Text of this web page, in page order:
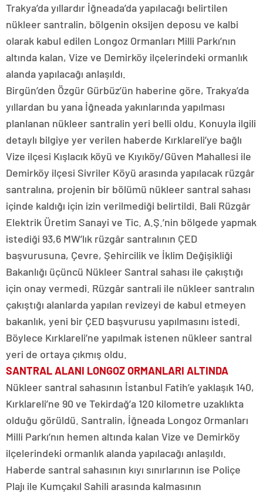
Trakya’da yıllardır İğneada’da yapılacağı belirtilen
nükleer santralin, bölgenin oksijen deposu ve kalbi
olarak kabul edilen Longoz Ormanları Milli Parkı’nın
altında kalan, Vize ve Demirköy ilçelerindeki ormanlık
alanda yapılacağı anlaşıldı.
Birgün’den Özgür Gürbüz’ün haberine göre, Trakya’da
yıllardan bu yana İğneada yakınlarında yapılması
planlanan nükleer santralin yeri belli oldu. Konuyla ilgili
detaylı bilgiye yer verilen haberde Kırklareli’ye bağlı
Vize ilçesi Kışlacık köyü ve Kıyıköy/Güven Mahallesi ile
Demirköy ilçesi Sivriler Köyü arasında yapılacak rüzgâr
santralına, projenin bir bölümü nükleer santral sahası
içinde kaldığı için izin verilmediği belirtildi. Bali Rüzgâr
Elektrik Üretim Sanayi ve Tic. A.Ş.’nin bölgede yapmak
istediği 93,6 MW’lık rüzgâr santralının ÇED
başvurusuna, Çevre, Şehircilik ve İklim Değişikliği
Bakanlığı üçüncü Nükleer Santral sahası ile çakıştığı
için onay vermedi. Rüzgâr santrali ile nükleer santralın
çakıştığı alanlarda yapılan revizeyi de kabul etmeyen
bakanlık, yeni bir ÇED başvurusu yapılmasını istedi.
Böylece Kırklareli’ne yapılmak istenen nükleer santral
yeri de ortaya çıkmış oldu.
SANTRAL ALANI LONGOZ ORMANLARI ALTINDA
Nükleer santral sahasının İstanbul Fatih’e yaklaşık 140,
Kırklareli’ne 90 ve Tekirdağ’a 120 kilometre uzaklıkta
olduğu görüldü. Santralin, İğneada Longoz Ormanları
Milli Parkı’nın hemen altında kalan Vize ve Demirköy
ilçelerindeki ormanlık alanda yapılacağı anlaşıldı.
Haberde santral sahasının kıyı sınırlarının ise Poliçe
Plajı ile Kumçakıl Sahili arasında kalmasının